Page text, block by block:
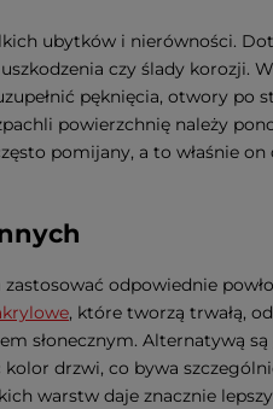
ubytków i nierówności.
czy ślady korozji.
pęknięcia, otwory po
powierzchnię należy
pomijany, a to właśnie
odpowiednie
, które tworzą trwałą,
słonecznym. Alternatywą są
drzwi, co bywa
warstw daje znacznie